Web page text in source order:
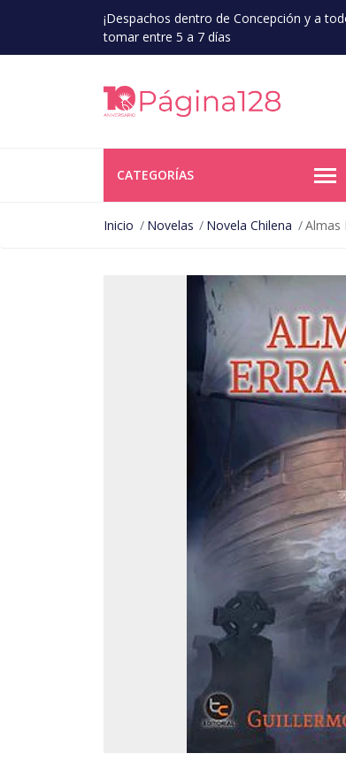
¡Despachos dentro de Concepción y a
tomar entre 5 a 7 días
CATEGORÍAS
Inicio Novelas Novela Chilena Almas